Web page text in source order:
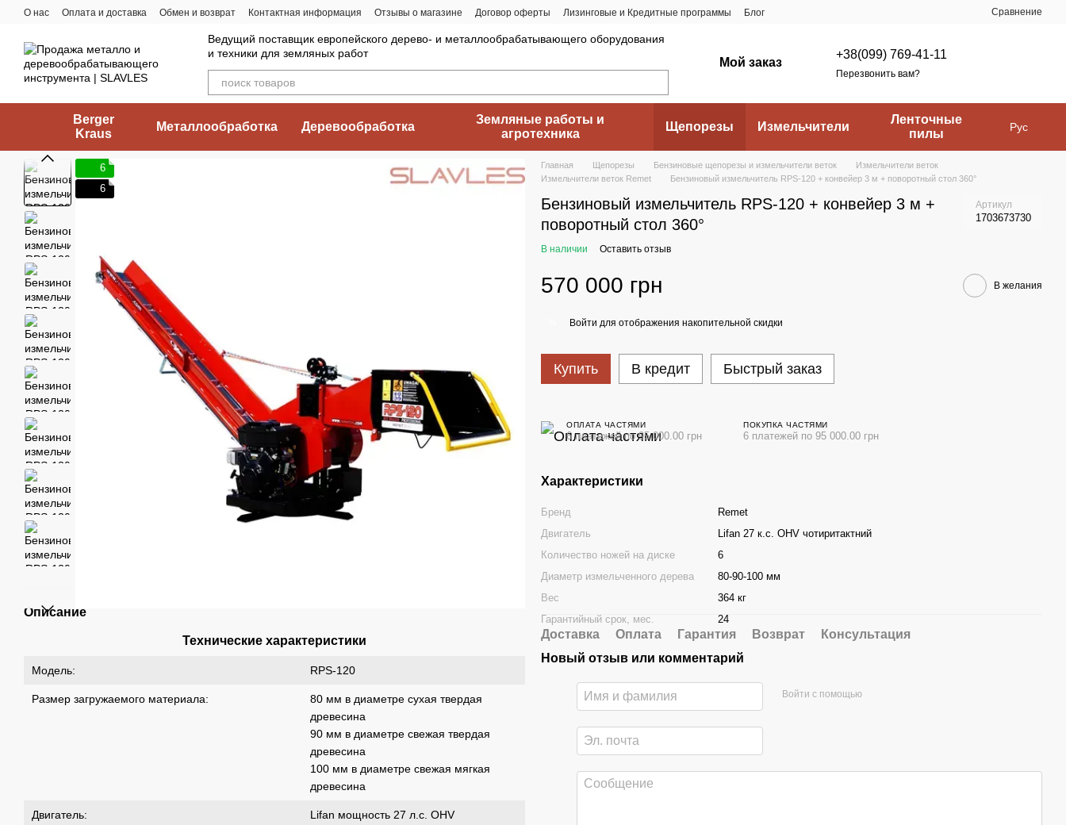
Перейти к основному контенту
О нас Оплата и доставка Обмен и возврат Контактная информация Отзывы о магазине Договор оферты Лизинговые и Кредитные программы Блог Сравнение
Ведущий поставщик европейского дерево- и металлообрабатывающего оборудования
и техники для земляных работ
Мой заказ
+38(099) 769-41-11
Перезвонить вам?
Berger
Kraus
Металлообработка Деревообработка
Земляные работы и
агротехника
Щепорезы Измельчители
Ленточные
пилы
Рус
6
6
Описание
Технические характеристики
Модель: RPS-120
Размер загружаемого материала:
80 мм в диаметре сухая твердая
древесина
90 мм в диаметре свежая твердая
древесина
100 мм в диаметре свежая мягкая
древесина
Двигатель:
Lifan мощность 27 л.с. OHV
Главная Щепорезы Бензиновые щепорезы и измельчители веток
Измельчители веток
Измельчители веток Remet
Бензиновый измельчитель RPS-120 + конвейер 3 м + поворотный стол 360°
Бензиновый измельчитель RPS-120 + конвейер 3 м +
поворотный стол 360°
Артикул
1703673730
В наличии Оставить отзыв
570 000 грн В желания
Войти для отображения накопительной скидки
Купить В кредит Быстрый заказ
ОПЛАТА ЧАСТЯМИ
6 платежей по 95 000.00 грн
ПОКУПКА ЧАСТЯМИ
6 платежей по 95 000.00 грн
Характеристики
Бренд
Remet
Двигатель
Lifan 27 к.с. OHV чотиритактний
Количество ножей на диске
6
Диаметр измельченного дерева
80-90-100 мм
Вес
364 кг
Гарантийный срок, мес.
24
Доставка Оплата Гарантия Возврат
Консультация
Новый отзыв или комментарий
Войти с помощью